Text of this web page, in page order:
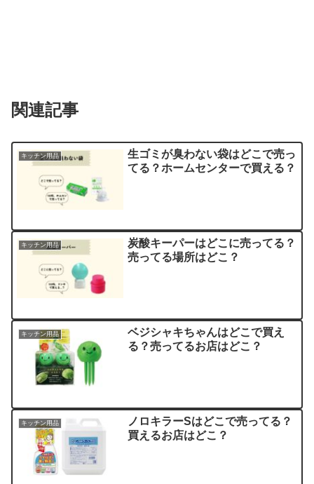
関連記事
キッチン用品
生ゴミが臭わない袋はどこで売っ
てる？ホームセンターで買える？
キッチン用品
炭酸キーパーはどこに売ってる？
売ってる場所はどこ？
キッチン用品
ベジシャキちゃんはどこで買え
る？売ってるお店はどこ？
キッチン用品
ノロキラーSはどこで売ってる？
買えるお店はどこ？